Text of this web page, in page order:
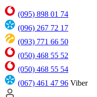
(095) 898 01 74
(096) 267 72 17
(093) 771 66 50
(050) 468 55 52
(050) 468 55 54
(067) 461 47 96 Viber